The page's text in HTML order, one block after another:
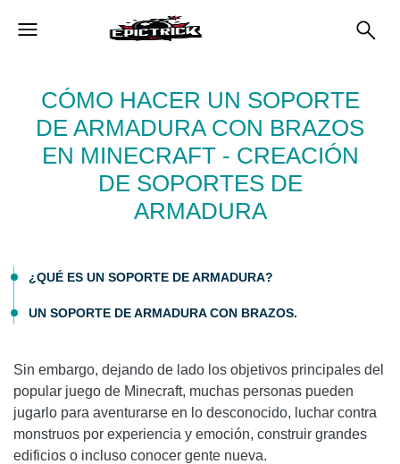
CÓMO HACER UN SOPORTE
DE ARMADURA CON BRAZOS
EN MINECRAFT - CREACIÓN
DE SOPORTES DE
ARMADURA
¿QUÉ ES UN SOPORTE DE ARMADURA?
UN SOPORTE DE ARMADURA CON BRAZOS.
Sin embargo, dejando de lado los objetivos principales del
popular juego de Minecraft, muchas personas pueden
jugarlo para aventurarse en lo desconocido, luchar contra
monstruos por experiencia y emoción, construir grandes
edificios o incluso conocer gente nueva.